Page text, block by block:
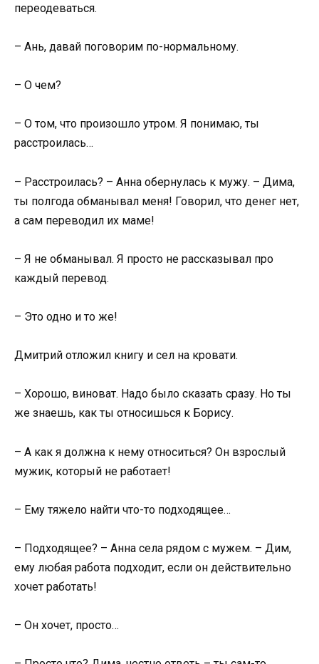
переодеваться.
– Ань, давай поговорим по-нормальному.
– О чем?
– О том, что произошло утром. Я понимаю, ты
расстроилась…
– Расстроилась? – Анна обернулась к мужу. – Дима,
ты полгода обманывал меня! Говорил, что денег нет,
а сам переводил их маме!
– Я не обманывал. Я просто не рассказывал про
каждый перевод.
– Это одно и то же!
Дмитрий отложил книгу и сел на кровати.
– Хорошо, виноват. Надо было сказать сразу. Но ты
же знаешь, как ты относишься к Борису.
– А как я должна к нему относиться? Он взрослый
мужик, который не работает!
– Ему тяжело найти что-то подходящее…
– Подходящее? – Анна села рядом с мужем. – Дим,
ему любая работа подходит, если он действительно
хочет работать!
– Он хочет, просто…